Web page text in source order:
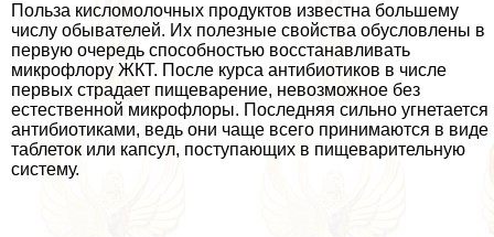
Польза кисломолочных продуктов известна большему
числу обывателей. Их полезные свойства обусловлены в
первую очередь способностью восстанавливать
микрофлору ЖКТ. После курса антибиотиков в числе
первых страдает пищеварение, невозможное без
естественной микрофлоры. Последняя сильно угнетается
антибиотиками, ведь они чаще всего принимаются в виде
таблеток или капсул, поступающих в пищеварительную
систему.